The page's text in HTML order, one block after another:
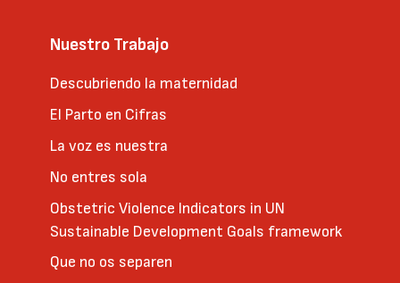
Nuestro Trabajo
Descubriendo la maternidad
El Parto en Cifras
La voz es nuestra
No entres sola
Obstetric Violence Indicators in UN
Sustainable Development Goals framework
Que no os separen